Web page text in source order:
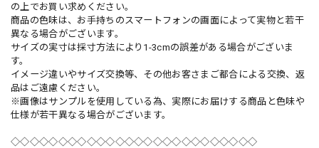
の上でお買い求めください。
商品の色味は、お手持ちのスマートフォンの画面によって実物と若干
異なる場合がございます。
サイズの実寸は採寸方法により1-3cmの誤差がある場合がございま
す。
イメージ違いやサイズ交換等、その他お客さまご都合による交換、返
品はご遠慮ください。
※画像はサンプルを使用している為、実際にお届けする商品と色味や
仕様が若干異なる場合がございます。
◇◇◇◇◇◇◇◇◇◇◇◇◇◇◇◇◇◇◇◇◇◇◇◇◇◇